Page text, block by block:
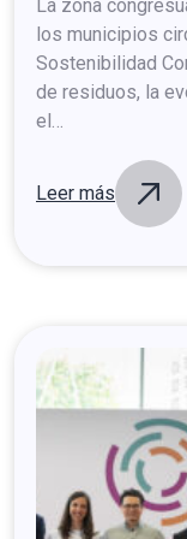
La zona
los municipios
Sostenibilidad
de residuos, la
el…
Leer más